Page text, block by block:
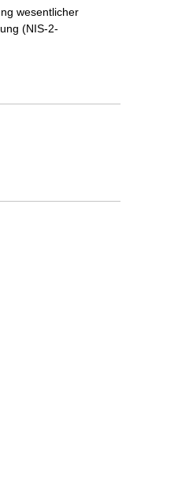
wesentlicher
(NIS-2-